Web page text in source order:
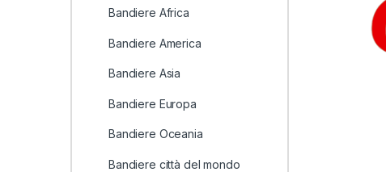
Bandiere Africa
Bandiere America
Bandiere Asia
Bandiere Europa
Bandiere Oceania
Bandiere città del mondo